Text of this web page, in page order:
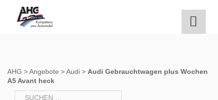
springen
AHG >Angebote >Audi > Audi Gebrauchtwagen plus Wochen
A5 Avant heck
Suchen